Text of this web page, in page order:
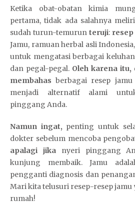
Ketika obat-obatan kimia
pertama, tidak ada salahnya
sudah turun-temurun teruji:
Jamu, ramuan herbal asli
untuk mengatasi berbagai
dan pegal-pegal. Oleh karena itu,
membahas berbagai resep
menjadi alternatif alami
pinggang Anda.
Namun ingat, penting untuk
dokter sebelum mencoba
apalagi jikanyeri pinggang
kunjung membaik. Jamu
pengganti diagnosis dan
Mari kita telusuri resep-resep jamu
rumah!